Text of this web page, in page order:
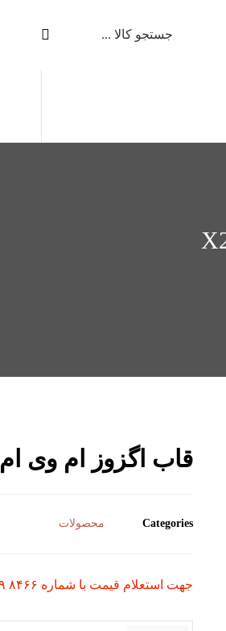
قاب اگزوز ام وی ام X22 Pro
Categories محصولات
جهت استعلام قیمت با شماره ۸۴۶۶ ۴۴۹ ۰۹۱۲ تماس بگیرید!